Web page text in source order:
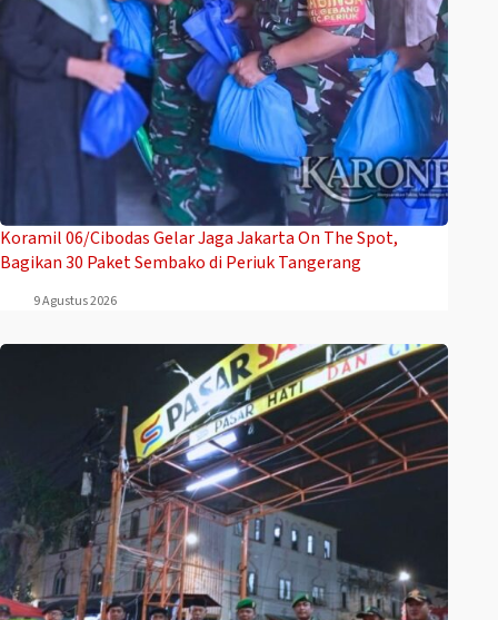
Koramil 06/Cibodas Gelar Jaga Jakarta On The Spot,
Bagikan 30 Paket Sembako di Periuk Tangerang
9 Agustus 2026